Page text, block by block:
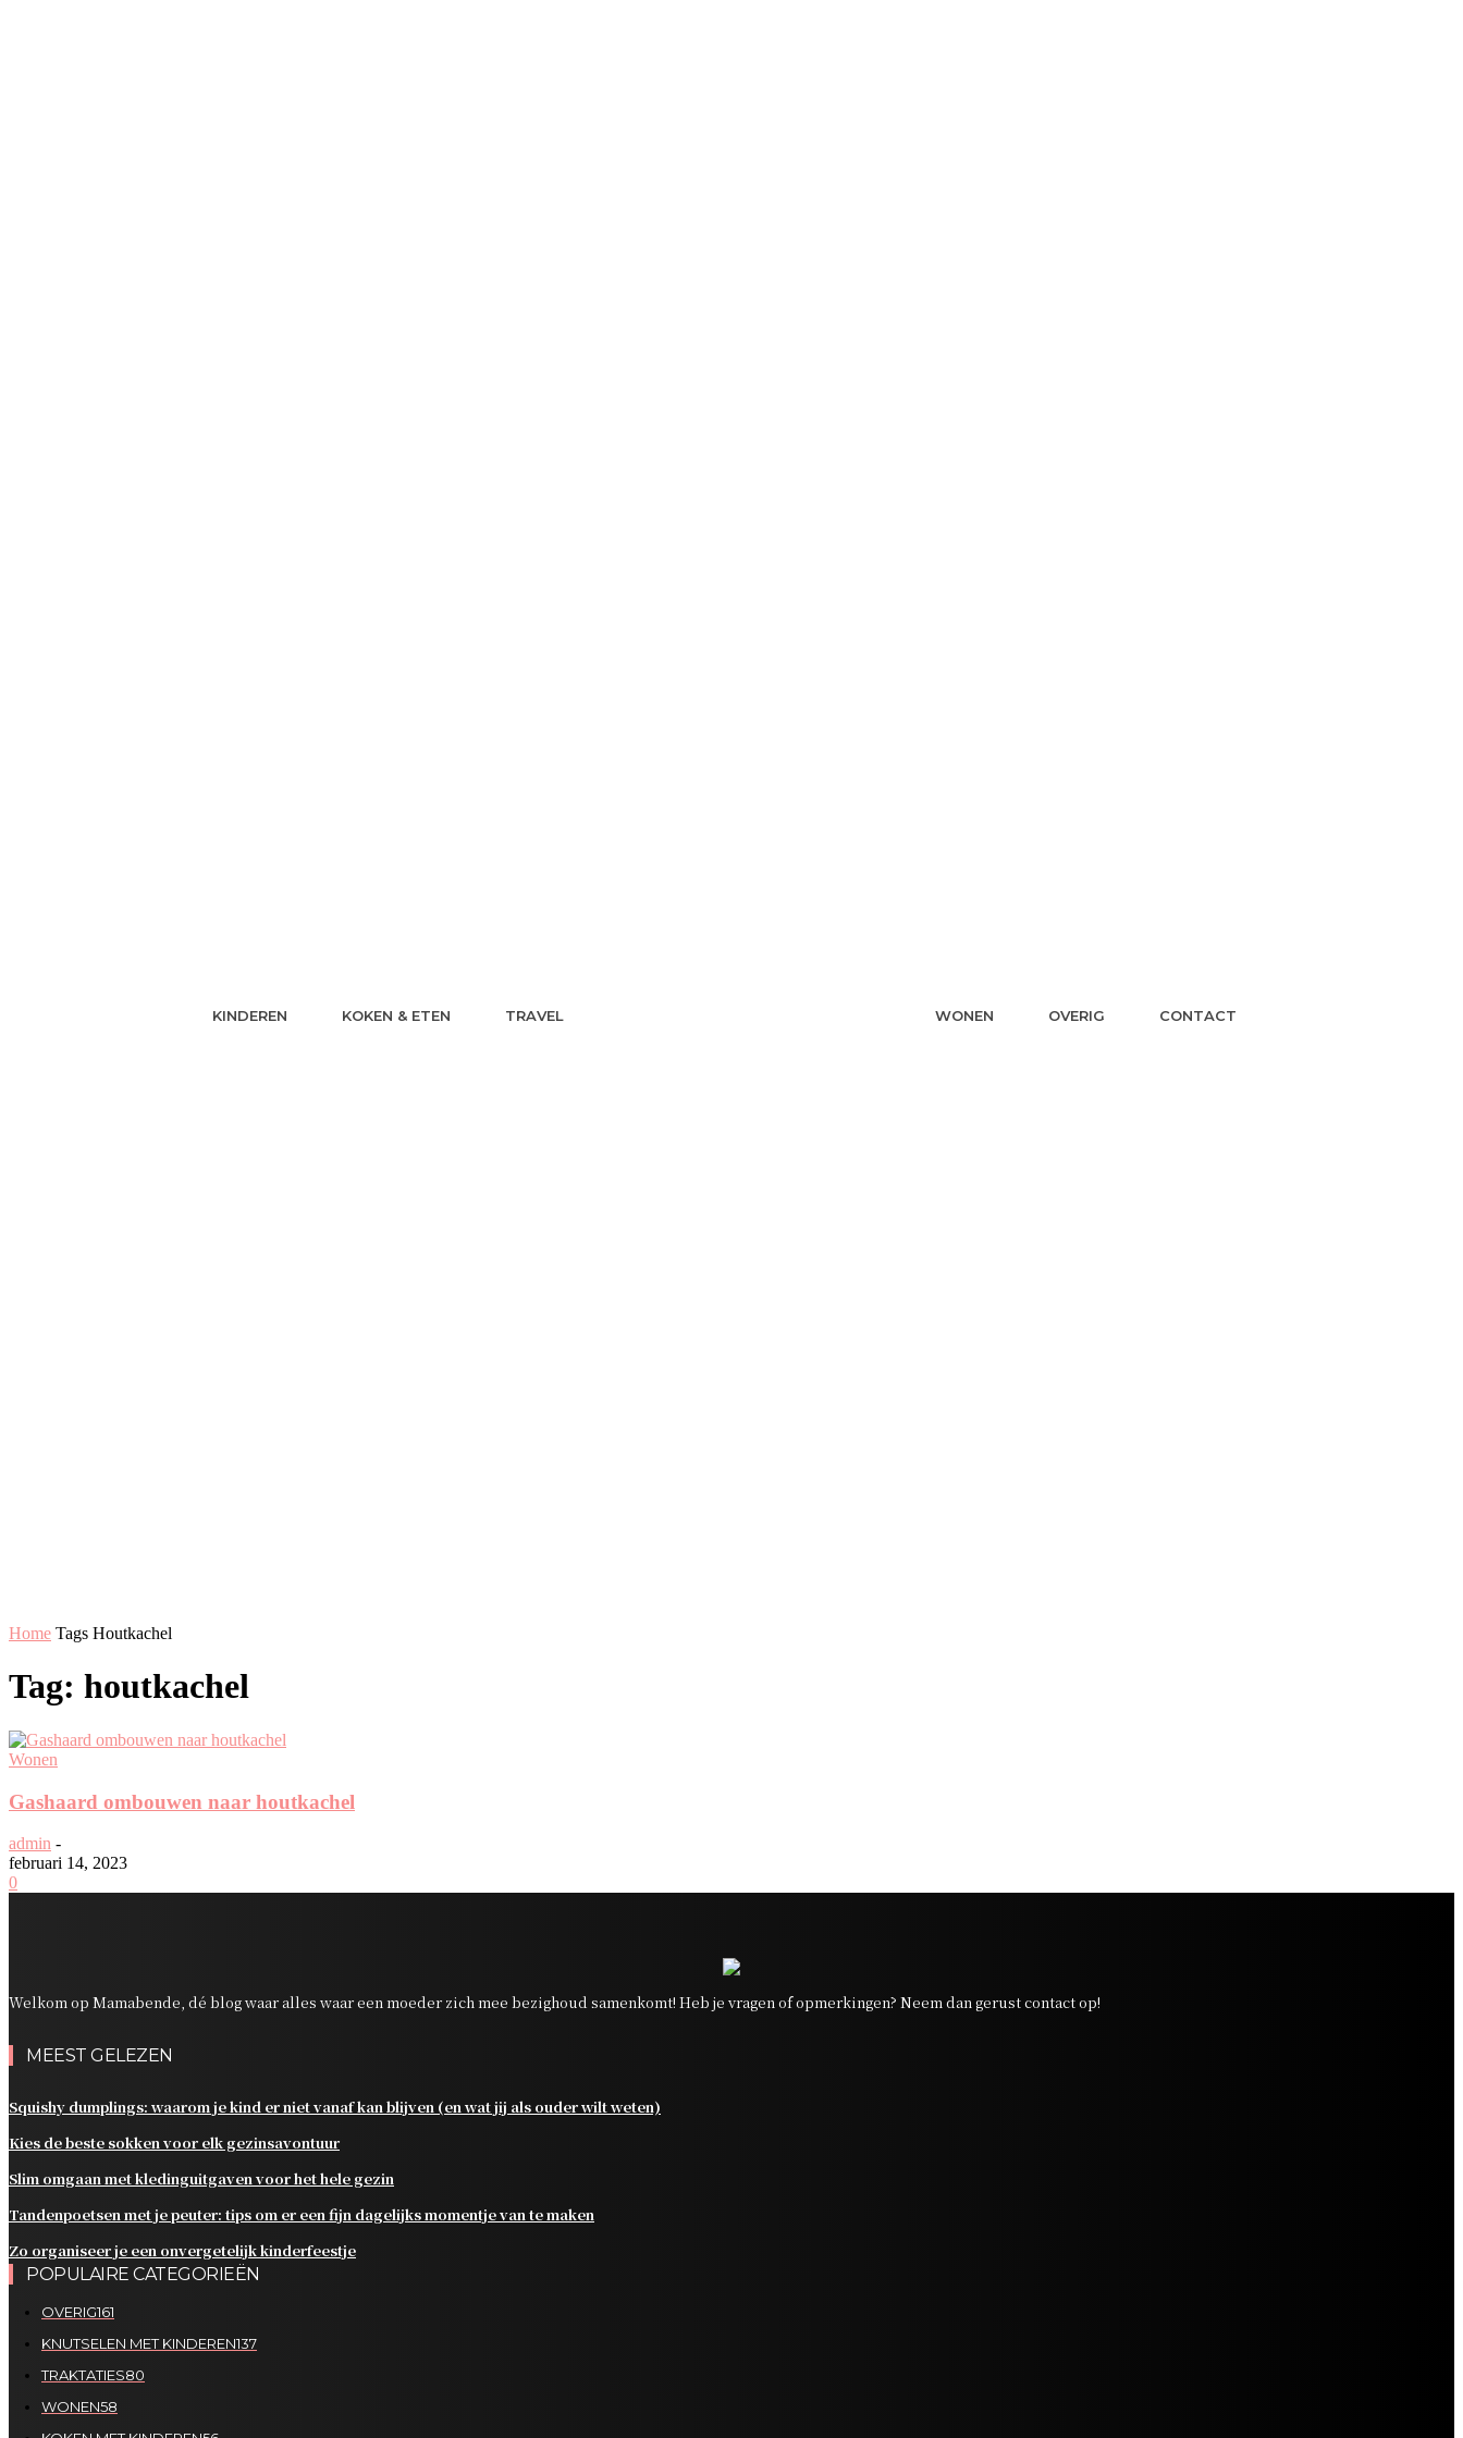
KINDEREN KOKEN & ETEN TRAVEL WONEN OVERIG CONTACT
Home Tags Houtkachel
Tag: houtkachel
Wonen
Gashaard ombouwen naar houtkachel
admin -
februari 14, 2023
0
Welkom op Mamabende, dé blog waar alles waar een moeder zich mee bezighoud samenkomt! Heb je vragen of opmerkingen? Neem dan gerust contact op!
MEEST GELEZEN
Squishy dumplings: waarom je kind er niet vanaf kan blijven (en wat jij als ouder wilt weten)
Kies de beste sokken voor elk gezinsavontuur
Slim omgaan met kledinguitgaven voor het hele gezin
Tandenpoetsen met je peuter: tips om er een fijn dagelijks momentje van te maken
Zo organiseer je een onvergetelijk kinderfeestje
POPULAIRE CATEGORIEËN
OVERIG161
KNUTSELEN MET KINDEREN137
TRAKTATIES80
WONEN58